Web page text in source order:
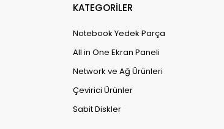
KATEGORİLER
Notebook Yedek Parça
All in One Ekran Paneli
Network ve Ağ Ürünleri
Çevirici Ürünler
Sabit Diskler